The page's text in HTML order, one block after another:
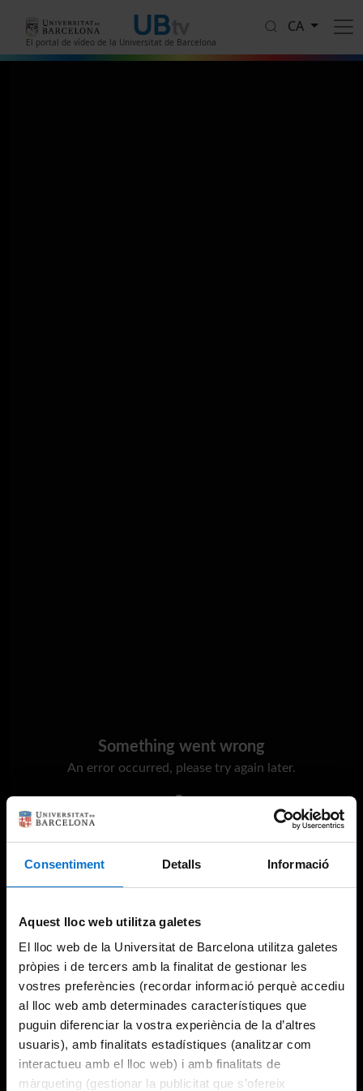
Consentiment Detalls Informació
Aquest lloc web utilitza galetes
El lloc web de la Universitat de Barcelona utilitza galetes
pròpies i de tercers amb la finalitat de gestionar les
vostres preferències (recordar informació perquè accediu
al lloc web amb determinades característiques que
puguin diferenciar la vostra experiència de la d’altres
usuaris), amb finalitats estadístiques (analitzar com
interactueu amb el lloc web) i amb finalitats de
màrqueting (gestionar la publicitat que s’ofereix
El portal de vídeo de la Universitat de Barcelona
CA
Something went wrong
An error occurred, please try again later.
Try again